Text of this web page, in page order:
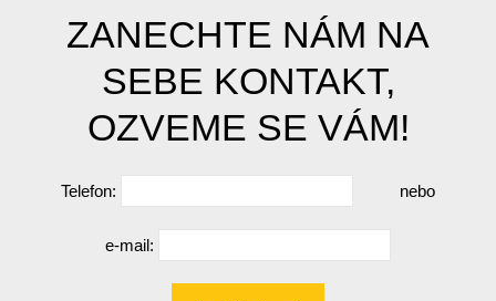
ZANECHTE NÁM NA
SEBE KONTAKT,
OZVEME SE VÁM!
Telefon: nebo
e-mail: